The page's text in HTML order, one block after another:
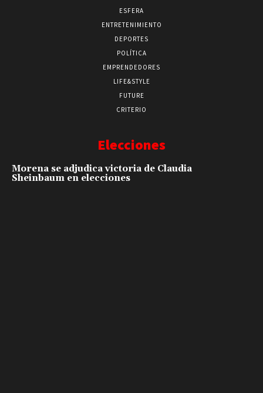
ESFERA
ENTRETENIMIENTO
DEPORTES
POLÍTICA
EMPRENDEDORES
LIFE&STYLE
FUTURE
CRITERIO
Elecciones
Morena se adjudica victoria de Claudia
Sheinbaum en elecciones